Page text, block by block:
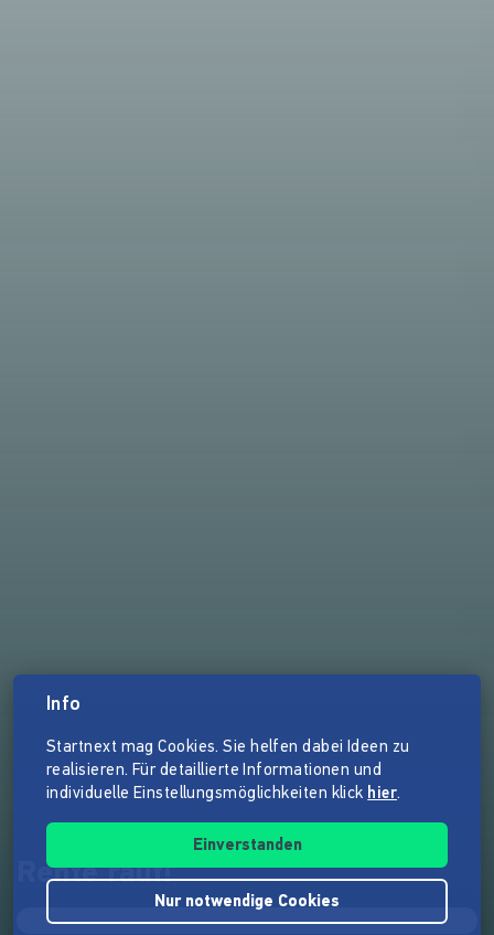
Rente rauf!
Info
Startnext mag Cookies. Sie helfen dabei Ideen zu
realisieren. Für detaillierte Informationen und
individuelle Einstellungsmöglichkeiten klick hier.
Einverstanden
Nur notwendige Cookies